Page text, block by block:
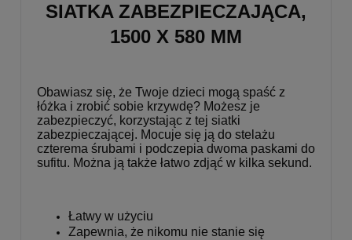
SIATKA ZABEZPIECZAJĄCA,
1500 X 580 MM
Obawiasz się, że Twoje dzieci mogą spaść z
łóżka i zrobić sobie krzywdę? Możesz je
zabezpieczyć, korzystając z tej siatki
zabezpieczającej. Mocuje się ją do stelażu
czterema śrubami i podczepia dwoma paskami do
sufitu. Można ją także łatwo zdjąć w kilka sekund.
Łatwy w użyciu
Zapewnia, że nikomu nie stanie się